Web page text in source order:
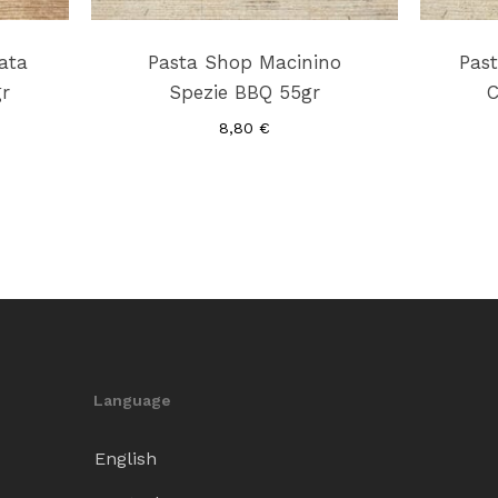
Pasta Shop Macinino
Spezie BBQ 55gr
8,80 €
Language
English